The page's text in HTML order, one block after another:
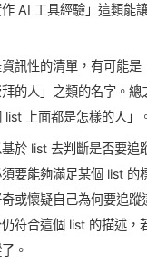
AI 工具經驗」這類能
訊性的清單，有可能是
的人」之類的名字。總
list 上面都是怎樣的人」
於 list 去判斷是否要追
要能夠滿足某個 list 的
或懷疑自己為何要追蹤
符合這個 list 的描述，
。